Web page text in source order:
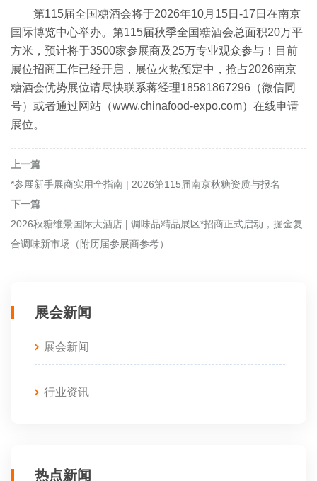
第115届全国糖酒会将于2026年10月15日-17日在南京
国际博览中心举办。第115届秋季全国糖酒会总面积20万平
方米，预计将于3500家参展商及25万专业观众参与！目前
展位招商工作已经开启，展位火热预定中，抢占2026南京
糖酒会优势展位请尽快联系蒋经理18581867296（微信同
号）或者通过网站（www.chinafood-expo.com）在线申请
展位。
上一篇
*参展新手展商实用全指南 | 2026第115届南京秋糖资质与报名
下一篇
2026秋糖维景国际大酒店 | 调味品精品展区*招商正式启动，掘金复
合调味新市场（附历届参展商参考）
展会新闻
展会新闻
行业资讯
热点新闻